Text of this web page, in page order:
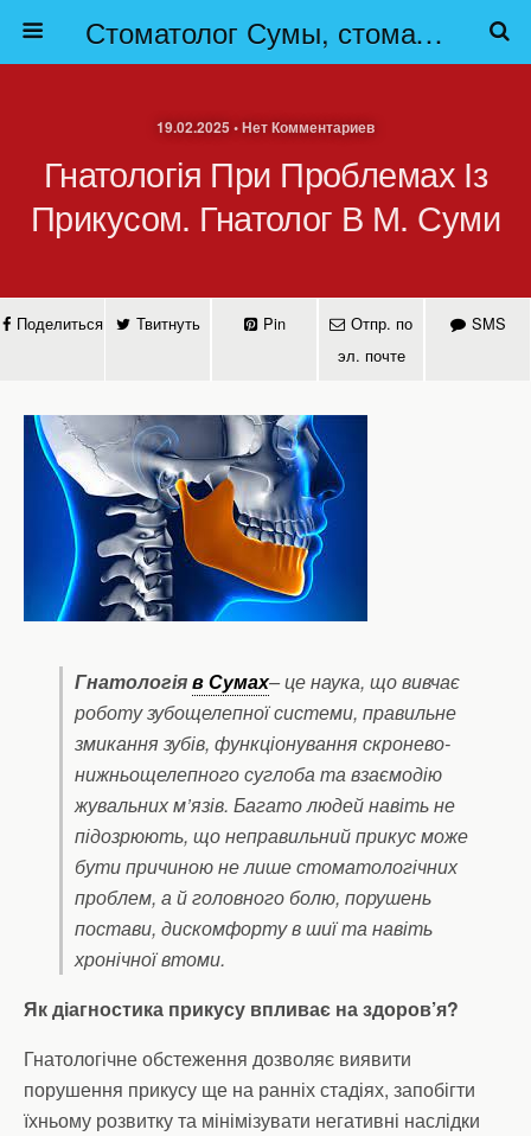
Стоматолог Сумы, стоматологические клиники Сумы, детская стоматология в Сумах. | Частная стоматология Сумы
19.02.2025 • Нет Комментариев
Гнатологія При Проблемах Із
Прикусом. Гнатолог В М. Суми
Поделиться Твитнуть Pin
Отпр. по
эл. почте
SMS
Гнатологіяв Сумах– це наука, що вивчає
роботу зубощелепної системи, правильне
змикання зубів, функціонування скронево-
нижньощелепного суглоба та взаємодію
жувальних м’язів. Багато людей навіть не
підозрюють, що неправильний прикус може
бути причиною не лише стоматологічних
проблем, а й головного болю, порушень
постави, дискомфорту в шиї та навіть
хронічної втоми.
Як діагностика прикусу впливає на здоров’я?
Гнатологічне обстеження дозволяє виявити
порушення прикусу ще на ранніх стадіях, запобігти
їхньому розвитку та мінімізувати негативні наслідки